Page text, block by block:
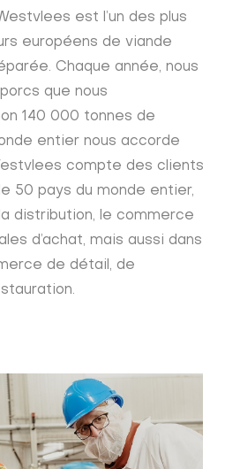
est l’un des plus
européens de viande
Chaque année, nous
que nous
140 000 tonnes de
entier nous accorde
compte des clients
50 pays du monde entier,
distribution, le commerce
d’achat, mais aussi dans
de détail, de